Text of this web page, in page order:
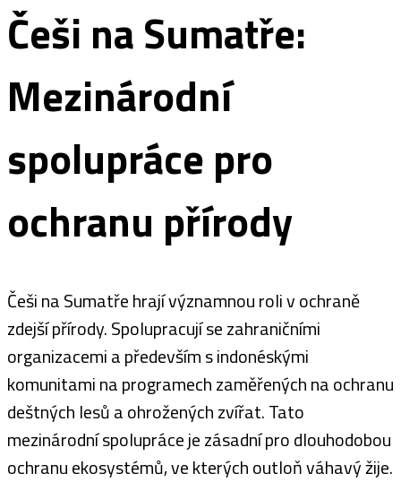
Češi na Sumatře:
Mezinárodní
spolupráce pro
ochranu přírody
Češi na Sumatře hrají významnou roli v ochraně
zdejší přírody. Spolupracují se zahraničními
organizacemi a především s indonéskými
komunitami na programech zaměřených na ochranu
deštných lesů a ohrožených zvířat. Tato
mezinárodní spolupráce je zásadní pro dlouhodobou
ochranu ekosystémů, ve kterých outloň váhavý žije.